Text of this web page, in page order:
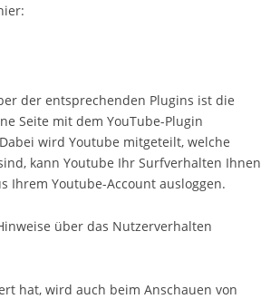
der entsprechenden Plugins ist die
Seite mit dem YouTube-Plugin
wird Youtube mitgeteilt, welche
kann Youtube Ihr Surfverhalten Ihnen
Ihrem Youtube-Account ausloggen.
über das Nutzerverhalten
hat, wird auch beim Anschauen von